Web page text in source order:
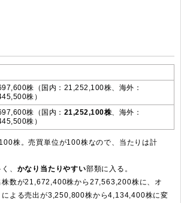
株（国内：21,252,100株、海外：
株）
株（国内： 21,252,100株 、海外：
株）
株。売買単位が100株なので、当たりは計
、 かなり当たりやすい部類に入る。
株数が21,672,400株から27,563,200株に、オ
による売出が3,250,800株から4,134,400株に変